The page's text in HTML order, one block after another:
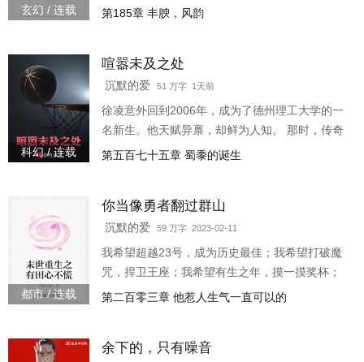
玄幻 / 连载
流各位书友要是觉得《穿越之还珠风流》还不错
第185章 丰腴，风韵
科幻 / 连载
喧嚣未及之处
沉默的爱 51 万字 1天前
徐凌意外回到2006年，成为了德州理工大学的一
名新生。他天赋异禀，却鲜为人知。 那时，传奇
教练鲍勃·奈特的光环笼罩着整个球队，但这支队
同雄鹰一样注定要展翅高飞。徐凌决定在自己的
第二次人生中全力冲向前世从未抵达的山脉。 于
是， “TTU的乔丹”、 “比肩奥登与杜兰特的超级新
人”、 “来自东方的终结者”……无数标
第五百七十五章 蜀黍的诞生
都市 / 连载
你当像勇者翻过群山
沉默的爱 59 万字 2023-02-11
我希望超越23号，成为历史最佳；我希望打破魔
咒，捍卫王座；我希望有生之年，摸一摸奖杯；
我希望我苦尽甘来，不再是老二；我希望灾难远
第二百零三章 他惹人生气一直可以的
余下的，只有噪音